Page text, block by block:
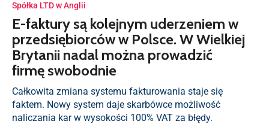
Spółka LTD w Anglii
E-faktury są kolejnym uderzeniem w
przedsiębiorców w Polsce. W Wielkiej
Brytanii nadal można prowadzić
firmę swobodnie
Całkowita zmiana systemu fakturowania staje się
faktem. Nowy system daje skarbówce możliwość
naliczania kar w wysokości 100% VAT za błędy.